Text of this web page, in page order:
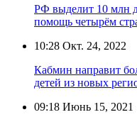
РФ выделит 10 млн
помощь четырём
10:28 Окт. 24, 2022
Кабмин направит
детей из новых
09:18 Июнь 15, 2021